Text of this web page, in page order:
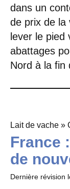
dans un
de prix de la
lever le pied
abattages
Nord à la fin
Lait de vache »
France
de
Dernière révision